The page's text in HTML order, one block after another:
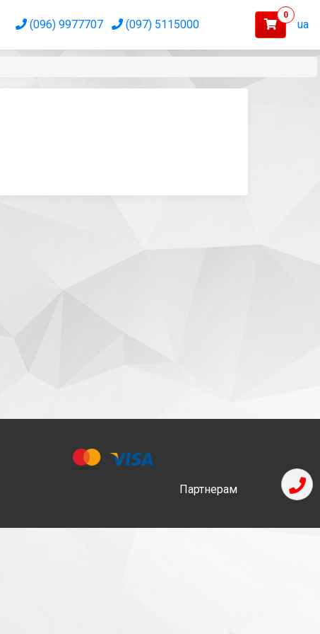
(096) 9977707 (097) 5115000
0
ua
Партнерам